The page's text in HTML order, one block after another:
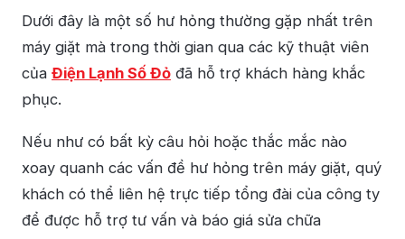
Dưới đây là một số hư hỏng thường gặp nhất trên
máy giặt mà trong thời gian qua các kỹ thuật viên
của Điện Lạnh Số Đỏ đã hỗ trợ khách hàng khắc
phục.
Nếu như có bất kỳ câu hỏi hoặc thắc mắc nào
xoay quanh các vấn đề hư hỏng trên máy giặt, quý
khách có thể liên hệ trực tiếp tổng đài của công ty
để được hỗ trợ tư vấn và báo giá sửa chữa